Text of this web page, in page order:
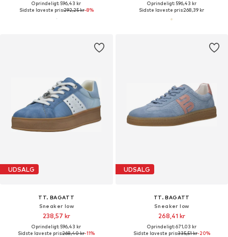
Oprindeligt: 596,43 kr
Sidste laveste pris:292,25 kr-8%
Oprindeligt: 596,43 kr
Sidste laveste pris:268,39 kr
UDSALG
TT. BAGATT
Sneaker low
238,57 kr
Oprindeligt: 596,43 kr
Sidste laveste pris:268,40 kr-11%
UDSALG
TT. BAGATT
Sneaker low
268,41 kr
Oprindeligt: 671,03 kr
Sidste laveste pris:335,51 kr-20%